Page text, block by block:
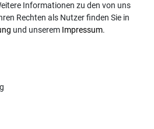
an unser Service-Team.
motoren.de
In der Laach 1-3
Informationen zu den von uns
Rechten als Nutzer finden Sie in
und unserem Impressum.